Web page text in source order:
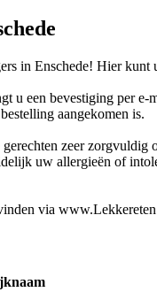
in Enschede! Hier
u een bevestiging per
aangekomen is.
zeer zorgvuldig
uw allergieën of
via